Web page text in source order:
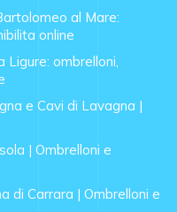
al Mare:
online
ombrelloni,
e Cavi di Lavagna |
| Ombrelloni e
di Carrara | Ombrelloni e